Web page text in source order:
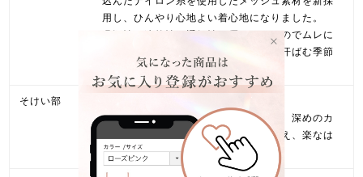
用し、ひんやり心地よい着心地になりました。
吸汗性・速乾性・通気性に優れているのでムレに
くく、汗臭・加齢臭の消臭機能付きで汗ばむ季節
も快適にお過ごしいただけます。
そけい部
裏打ちなしの一枚仕様で圧迫感を軽減。深めのカ
ッティングでそけい部の締めつけを抑え、楽なは
き心地です。